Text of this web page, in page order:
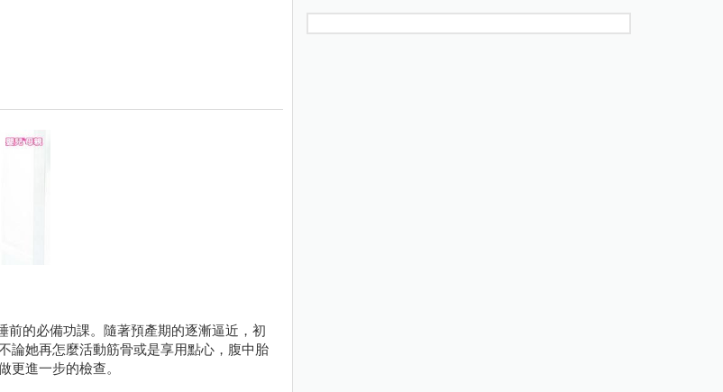
前的必備功課。隨著預產期的逐漸逼近，初
論她再怎麼活動筋骨或是享用點心，腹中胎
更進一步的檢查。